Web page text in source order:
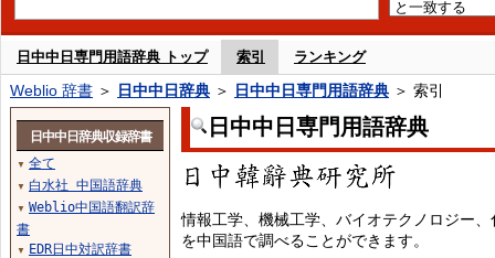
日中中日専門用語辞典 トップ 索引 ランキング
Weblio 辞書 ＞ 日中中日辞典 ＞ 日中中日専門用語辞典 ＞ 索引
日中中日専門用語辞典
情報工学、機械工学、バイオテクノロジー
を中国語で調べることができます。
日中中日辞典収録辞書
▼ 全て
▼ 白水社 中国語辞典
▼ Weblio中国語翻訳辞
書
▼ EDR日中対訳辞書